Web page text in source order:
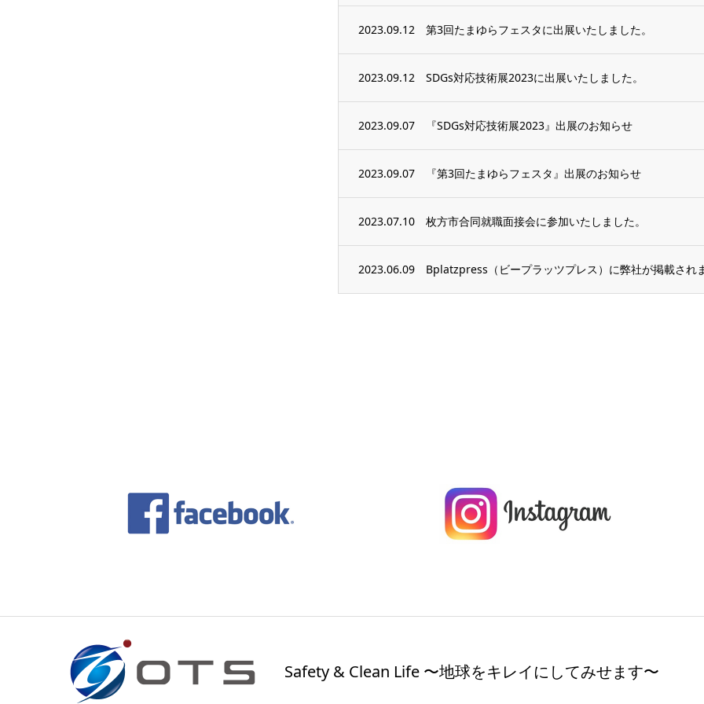
2023.09.12 第3回たまゆらフェスタに出展いたしました。
2023.09.12 SDGs対応技術展2023に出展いたしました。
2023.09.07 『SDGs対応技術展2023』出展のお知らせ
2023.09.07 『第3回たまゆらフェスタ』出展のお知らせ
2023.07.10 枚方市合同就職面接会に参加いたしました。
2023.06.09 Bplatzpress（ビープラッツプレス）に弊社が掲載され
Safety & Clean Life 〜地球をキレイにしてみせます〜